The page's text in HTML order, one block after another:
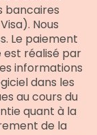
bancaires
Nous
Le paiement
réalisé par
informations
dans les
au cours du
quant à la
de la